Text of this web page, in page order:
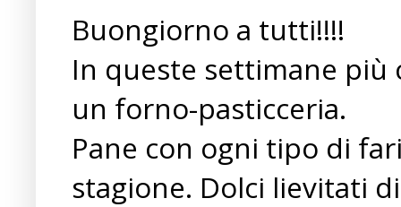
Buongiorno a tutti!!!!
In queste settimane più
un forno-pasticceria.
Pane con ogni tipo di
stagione. Dolci lievitati